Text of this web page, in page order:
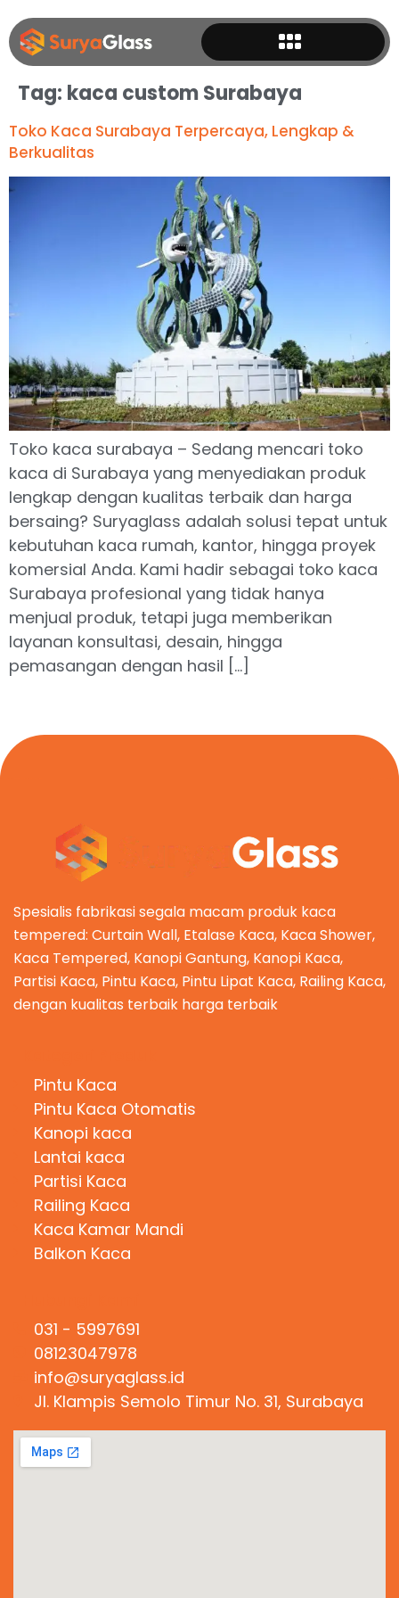
Tag: kaca custom Surabaya
Toko Kaca Surabaya Terpercaya, Lengkap &
Berkualitas
Toko kaca surabaya – Sedang mencari toko
kaca di Surabaya yang menyediakan produk
lengkap dengan kualitas terbaik dan harga
bersaing? Suryaglass adalah solusi tepat untuk
kebutuhan kaca rumah, kantor, hingga proyek
komersial Anda. Kami hadir sebagai toko kaca
Surabaya profesional yang tidak hanya
menjual produk, tetapi juga memberikan
layanan konsultasi, desain, hingga
pemasangan dengan hasil […]
Spesialis fabrikasi segala macam produk kaca
tempered: Curtain Wall, Etalase Kaca, Kaca Shower,
Kaca Tempered, Kanopi Gantung, Kanopi Kaca,
Partisi Kaca, Pintu Kaca, Pintu Lipat Kaca, Railing Kaca,
dengan kualitas terbaik harga terbaik
Pintu Kaca
Pintu Kaca Otomatis
Kanopi kaca
Lantai kaca
Partisi Kaca
Railing Kaca
Kaca Kamar Mandi
Balkon Kaca
031 - 5997691
08123047978
info@suryaglass.id
Jl. Klampis Semolo Timur No. 31, Surabaya